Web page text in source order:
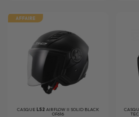
AFFAIRE
CASQUE LS2 AIRFLOW II SOLID BLACK
OF616